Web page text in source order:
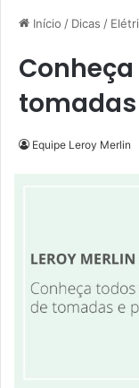
Início / Dicas /
Equipe Leroy Merlin